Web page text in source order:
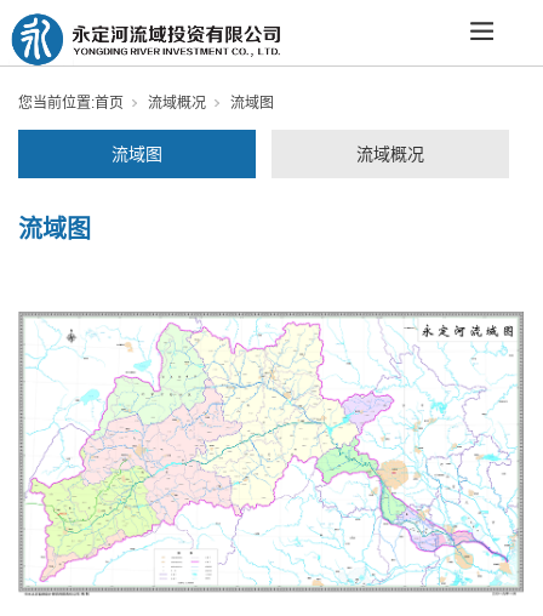
您当前位置:首页 流域概况 流域图
流域图 流域概况
流域图